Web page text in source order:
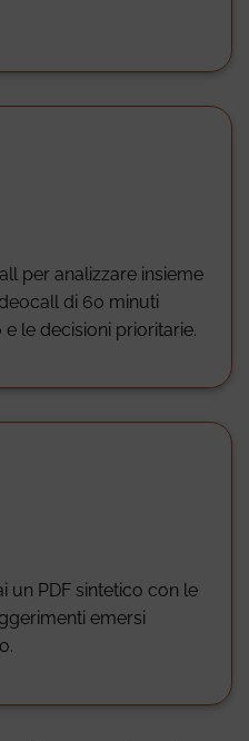
che
per analizzare insieme
di 60 minuti
le decisioni prioritarie.
un PDF sintetico con le
emersi